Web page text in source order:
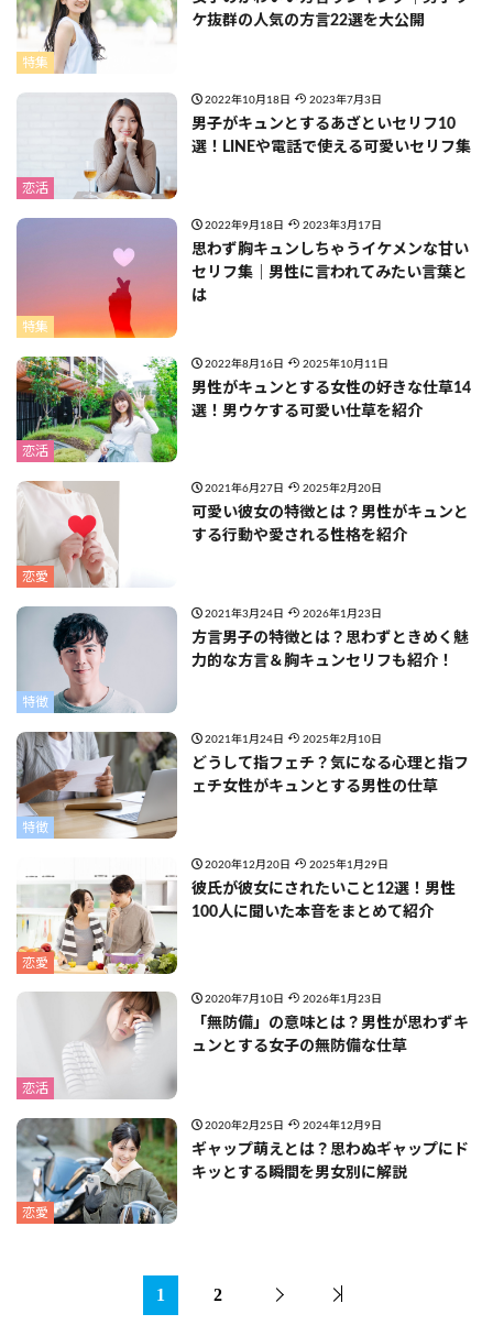
特集
ケ抜群の人気の方言22選を大公開
恋活
2022年10月18日 2023年7月3日
男子がキュンとするあざといセリフ10
選！LINEや電話で使える可愛いセリフ集
特集
2022年9月18日 2023年3月17日
思わず胸キュンしちゃうイケメンな甘い
セリフ集｜男性に言われてみたい言葉と
は
恋活
2022年8月16日 2025年10月11日
男性がキュンとする女性の好きな仕草14
選！男ウケする可愛い仕草を紹介
恋愛
2021年6月27日 2025年2月20日
可愛い彼女の特徴とは？男性がキュンと
する行動や愛される性格を紹介
特徴
2021年3月24日 2026年1月23日
方言男子の特徴とは？思わずときめく魅
力的な方言＆胸キュンセリフも紹介！
特徴
2021年1月24日 2025年2月10日
どうして指フェチ？気になる心理と指フ
ェチ女性がキュンとする男性の仕草
恋愛
2020年12月20日 2025年1月29日
彼氏が彼女にされたいこと12選！男性
100人に聞いた本音をまとめて紹介
恋活
2020年7月10日 2026年1月23日
「無防備」の意味とは？男性が思わずキ
ュンとする女子の無防備な仕草
恋愛
2020年2月25日 2024年12月9日
ギャップ萌えとは？思わぬギャップにド
キッとする瞬間を男女別に解説
1 2